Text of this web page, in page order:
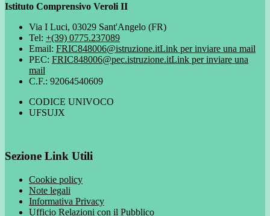
Istituto Comprensivo Veroli II
Via I Luci, 03029 Sant'Angelo (FR)
Tel: +(39) 0775.237089
Email: FRIC848006@istruzione.itLink per inviare una mail
PEC: FRIC848006@pec.istruzione.itLink per inviare una
mail
C.F.: 92064540609
CODICE UNIVOCO
UFSUJX
Sezione Link Utili
Cookie policy
Note legali
Informativa Privacy
Ufficio Relazioni con il Pubblico